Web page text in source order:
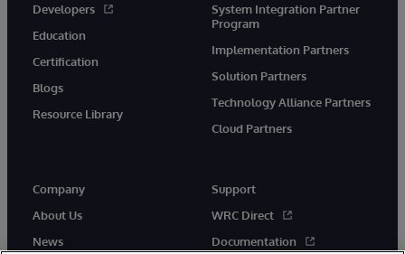
Developers
Education
Certification
Blogs
Resource Library
System Integration Partner
Program
Implementation Partners
Solution Partners
Technology Alliance Partners
Cloud Partners
Company
About Us
News
Support
WRC Direct
Documentation